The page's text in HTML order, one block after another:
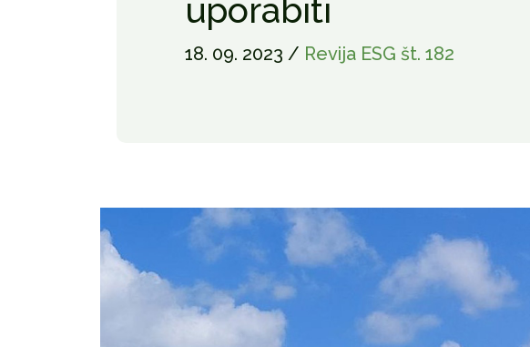
uporabiti
18. 09. 2023 / Revija ESG št. 182